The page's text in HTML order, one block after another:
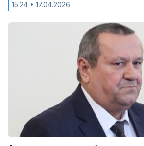
15:24 • 17.04.2026